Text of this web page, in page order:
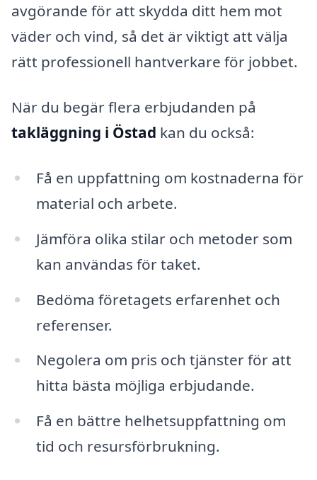
avgörande för att skydda ditt hem mot
väder och vind, så det är viktigt att välja
rätt professionell hantverkare för jobbet.
När du begär flera erbjudanden på
takläggning i Östad kan du också:
Få en uppfattning om kostnaderna för
material och arbete.
Jämföra olika stilar och metoder som
kan användas för taket.
Bedöma företagets erfarenhet och
referenser.
Negolera om pris och tjänster för att
hitta bästa möjliga erbjudande.
Få en bättre helhetsuppfattning om
tid och resursförbrukning.